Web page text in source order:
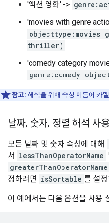
'액션 영화' ->
'movies with genre
objecttype:movies
thriller)
'comedy category
genre:comedy
참고: 해석을 위해 속성 이름에 카
날짜, 숫자, 정렬 해석 사
모든 날짜 및 숫자 속성에 대해
서
lessThanOperatorName
greaterThanOperatorName
정하려면 isSortable 를 설정
이 예에서는 다음 옵션을 사용